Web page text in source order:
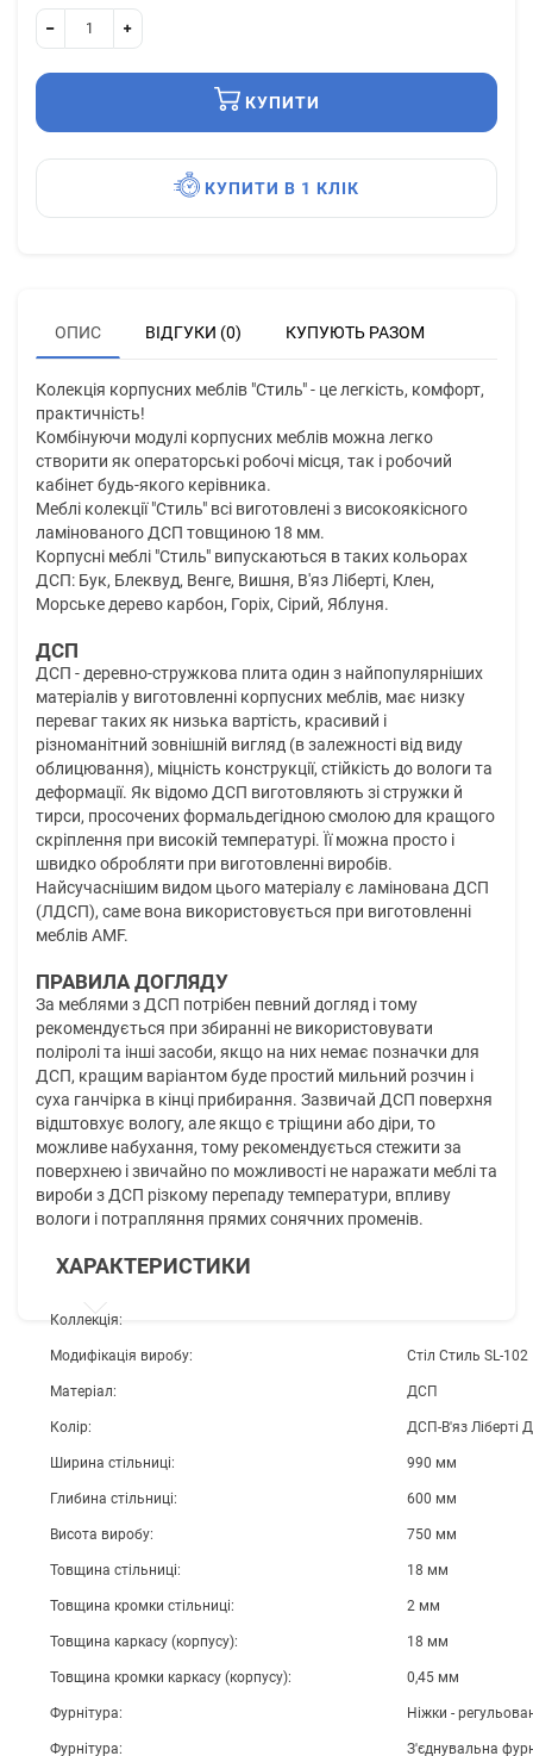
КУПИТИ
КУПИТИ В 1 КЛІК
ОПИС ВІДГУКИ (0) КУПУЮТЬ РАЗОМ
Колекція корпусних меблів "Стиль" - це легкість, комфорт,
практичність!
Комбінуючи модулі корпусних меблів можна легко
створити як операторські робочі місця, так і робочий
кабінет будь-якого керівника.
Меблі колекції "Стиль" всі виготовлені з високоякісного
ламінованого ДСП товщиною 18 мм.
Корпусні меблі "Стиль" випускаються в таких кольорах
ДСП: Бук, Блеквуд, Венге, Вишня, В'яз Ліберті, Клен,
Морське дерево карбон, Горіх, Сірий, Яблуня.
ДСП
ДСП - деревно-стружкова плита один з найпопулярніших
матеріалів у виготовленні корпусних меблів, має низку
переваг таких як низька вартість, красивий і
різноманітний зовнішній вигляд (в залежності від виду
облицювання), міцність конструкції, стійкість до вологи та
деформації. Як відомо ДСП виготовляють зі стружки й
тирси, просочених формальдегідною смолою для кращого
скріплення при високій температурі. Її можна просто і
швидко обробляти при виготовленні виробів.
Найсучаснішим видом цього матеріалу є ламінована ДСП
(ЛДСП), саме вона використовується при виготовленні
меблів AMF.
ПРАВИЛА ДОГЛЯДУ
За меблями з ДСП потрібен певний догляд і тому
рекомендується при збиранні не використовувати
поліролі та інші засоби, якщо на них немає позначки для
ДСП, кращим варіантом буде простий мильний розчин і
суха ганчірка в кінці прибирання. Зазвичай ДСП поверхня
відштовхує вологу, але якщо є тріщини або діри, то
можливе набухання, тому рекомендується стежити за
поверхнею і звичайно по можливості не наражати меблі та
вироби з ДСП різкому перепаду температури, впливу
вологи і потрапляння прямих сонячних променів.
ХАРАКТЕРИСТИКИ
Коллекція:
Модифікація виробу: Стіл Стиль SL-102
Матеріал: ДСП
Колір: ДСП-В'яз Ліберті
Ширина стільниці: 990 мм
Глибина стільниці: 600 мм
Висота виробу: 750 мм
Товщина стільниці: 18 мм
Товщина кромки стільниці: 2 мм
Товщина каркасу (корпусу): 18 мм
Товщина кромки каркасу (корпусу): 0,45 мм
Фурнітура: Ніжки -
Фурнітура: З'єднувальна